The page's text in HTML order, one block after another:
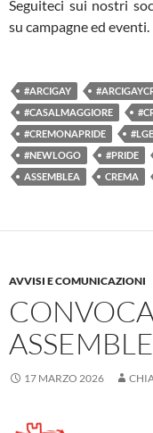
Seguiteci sui nostri
su campagne ed eventi.
#ARCIGAY
#CASALMAGGIORE
#CREMONAPRIDE
#NEWLOGO
#PRIDE
ASSEMBLEA
CREMA
AVVISI E COMUNICAZIONI
17 MARZO 2026